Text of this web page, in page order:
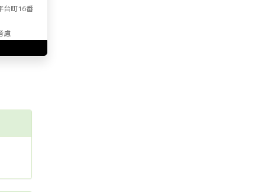
台町16番
慮